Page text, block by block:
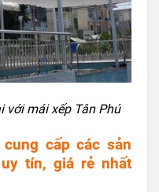
với mái xếp Tân Phú
cấp các sản
tín, giá rẻ nhất